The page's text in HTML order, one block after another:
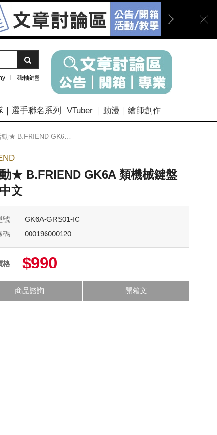
磁軸鍵盤
｜選手聯名系列 VTuber ｜動漫｜繪師創作
GK6A 類機械鍵盤 青軸中文
★ B.FRIEND GK6A 類機械鍵盤
文
號
GK6A-GRS01-IC
碼
000196000120
格 $990
商品諮詢 開箱文